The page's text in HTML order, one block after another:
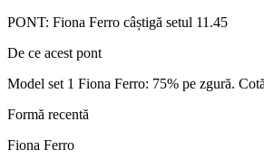
PONT: Fiona Ferro câștigă setul 11.45
De ce acest pont
Model set 1 Fiona Ferro: 75% pe zgură.
Formă recentă
Fiona Ferro